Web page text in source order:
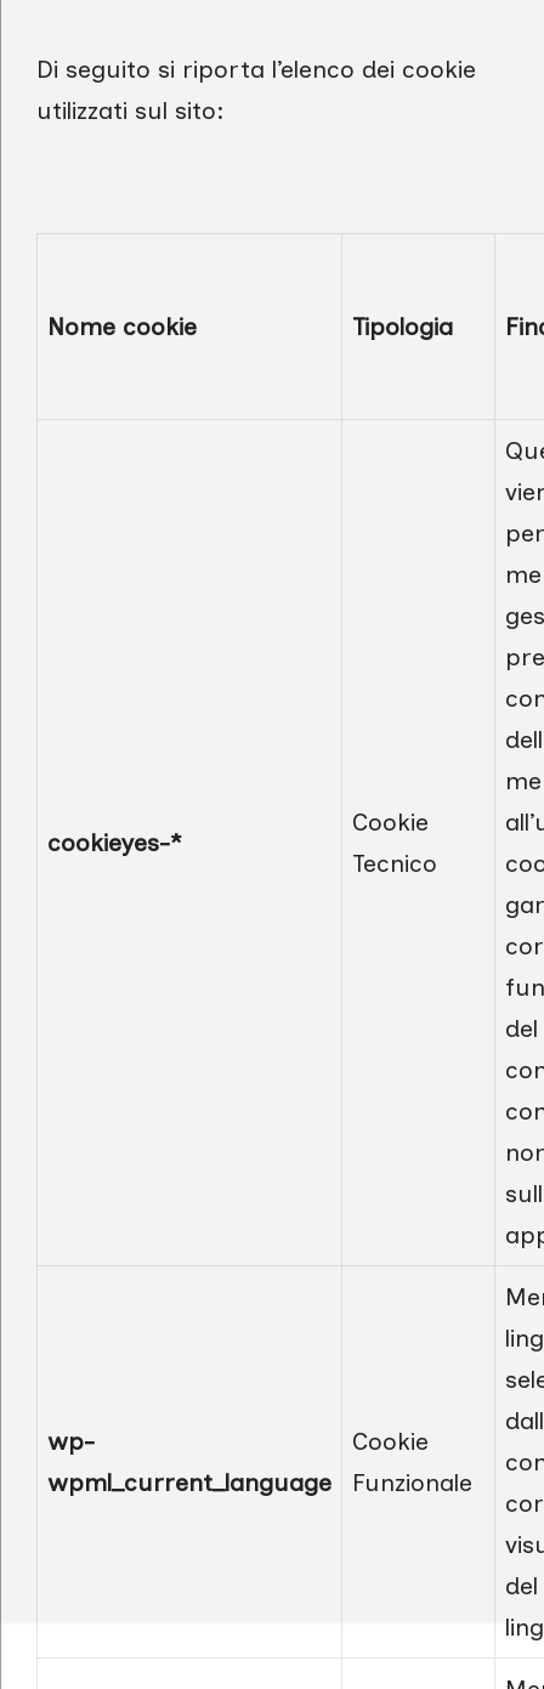
Di seguito si riporta l’elenco dei cookie
utilizzati sul sito:
Nome cookie Tipologia
cookieyes-*
Cookie
Tecnico
per
wp-
wpml_current_language
Cookie
Funzionale